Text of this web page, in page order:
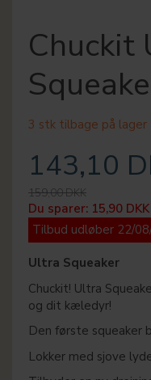
Chuckit
3 stk tilbage på lager
143,10
159,00 DKK
Du sparer: 15,90 DKK
Tilbud udløber 22/
Ultra Squeaker
Chuckit! Ultra
og dit kæledyr!
Den første squeaker
Lokker med sjove